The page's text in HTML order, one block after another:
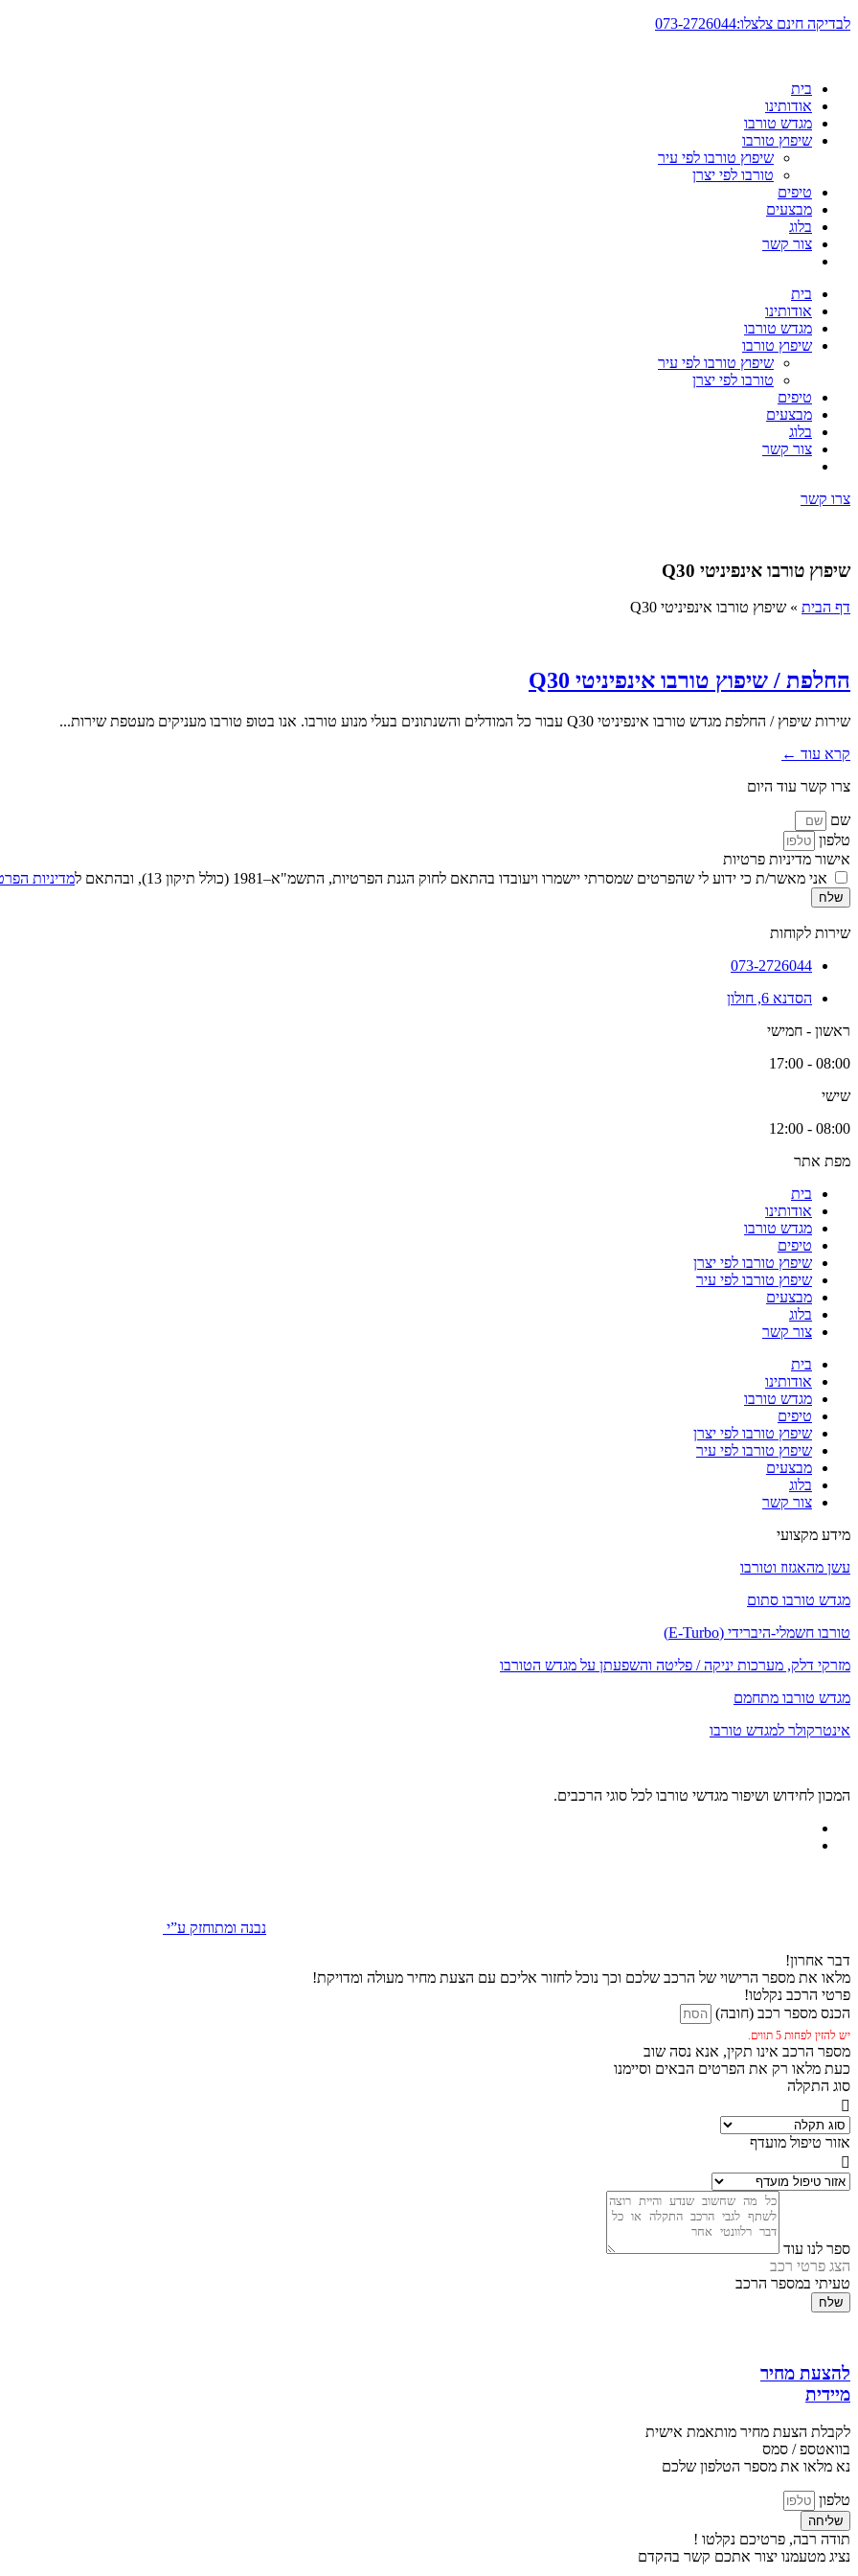
דלג
לבדיקה חינם צלצלו:073-2726044
בית
אודותינו
מגדש טורבו
שיפוץ טורבו
שיפוץ טורבו לפי עיר
טורבו לפי יצרן
טיפים
מבצעים
בלוג
צור קשר
בית
אודותינו
מגדש טורבו
שיפוץ טורבו
שיפוץ טורבו לפי עיר
טורבו לפי יצרן
טיפים
מבצעים
בלוג
צור קשר
צרו קשר
שיפוץ טורבו אינפיניטי Q30
דף הבית » שיפוץ טורבו אינפיניטי Q30
החלפת / שיפוץ טורבו אינפיניטי Q30
שירות שיפוץ / החלפת מגדש טורבו אינפיניטי Q30 עבור כל המודלים והשנתונים בעלי מנוע טורבו. אנו בטופ טורבו מעניקים מעטפת שירות...
קרא עוד ←
צרו קשר עוד היום
שם
טלפון
אישור מדיניות פרטיות
אני מאשר/ת כי ידוע לי שהפרטים שמסרתי יישמרו ויעובדו בהתאם לחוק הגנת הפרטיות, התשמ"א–1981 (כולל תיקון 13), ובהתאם ל
מדיניות
שלח
שירות לקוחות
073-2726044
הסדנא 6, חולון
ראשון - חמישי
08:00 - 17:00
שישי
08:00 - 12:00
מפת אתר
בית
אודותינו
מגדש טורבו
טיפים
שיפוץ טורבו לפי יצרן
שיפוץ טורבו לפי עיר
מבצעים
בלוג
צור קשר
בית
אודותינו
מגדש טורבו
טיפים
שיפוץ טורבו לפי יצרן
שיפוץ טורבו לפי עיר
מבצעים
בלוג
צור קשר
מידע מקצועי
עשן מהאגזוז וטורבו
מגדש טורבו סתום
טורבו חשמלי-היברידי (E-Turbo)
מזרקי דלק, מערכות יניקה / פליטה והשפעתן על מגדש הטורבו
מגדש טורבו מתחמם
אינטרקולר למגדש טורבו
המכון לחידוש ושיפור מגדשי טורבו לכל סוגי הרכבים.
נבנה ומתוחזק ע”י
דבר אחרון!
מלאו את מספר הרישוי של הרכב שלכם וכך נוכל לחזור אליכם עם הצעת מחיר מעולה ומדויקת!
פרטי הרכב נקלטו!
הכנס מספר רכב (חובה)
יש להזין לפחות 5 תווים.
מספר הרכב אינו תקין, אנא נסה שוב
כעת מלאו רק את הפרטים הבאים וסיימנו
סוג התקלה
אזור טיפול מועדף
ספר לנו עוד
הצג פרטי רכב
טעיתי במספר הרכב
שלח
להצעת מחיר
מיידית
לקבלת הצעת מחיר מותאמת אישית
בוואטספ / סמס
נא מלאו את מספר הטלפון שלכם
טלפון
שליחה
תודה רבה, פרטיכם נקלטו !
נציג מטעמנו יצור אתכם קשר בהקדם